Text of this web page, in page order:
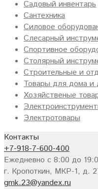
Садовый инвентарь
Сантехника
Силовое
Слесарный
Спортивное
Столярный
Строительные и
Товары для дома и
Хозяйственые
Электротовары
Контакты
+7-918-7-600-400
Ежедневно с 8:00 до
г. Кропоткин, МКР-1, д.
gmk.23@yandex.ru